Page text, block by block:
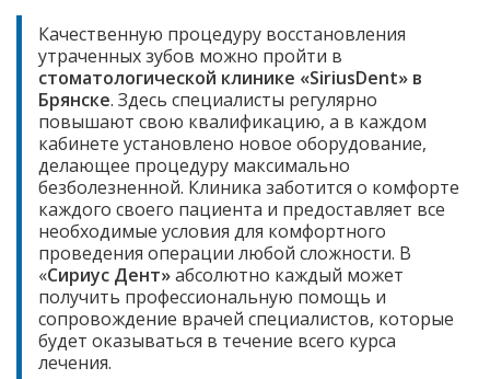
Качественную процедуру восстановления
утраченных зубов можно пройти в
стоматологической клинике «SiriusDent» в
Брянске. Здесь специалисты регулярно
повышают свою квалификацию, а в каждом
кабинете установлено новое оборудование,
делающее процедуру максимально
безболезненной. Клиника заботится о комфорте
каждого своего пациента и предоставляет все
необходимые условия для комфортного
проведения операции любой сложности. В
«Сириус Дент»абсолютно каждый может
получить профессиональную помощь и
сопровождение врачей специалистов, которые
будет оказываться в течение всего курса
лечения.